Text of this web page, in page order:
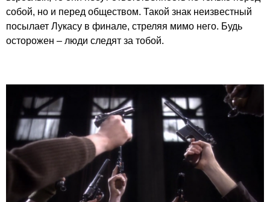
собой, но и перед обществом. Такой знак неизвестный
посылает Лукасу в финале, стреляя мимо него. Будь
осторожен – люди следят за тобой.